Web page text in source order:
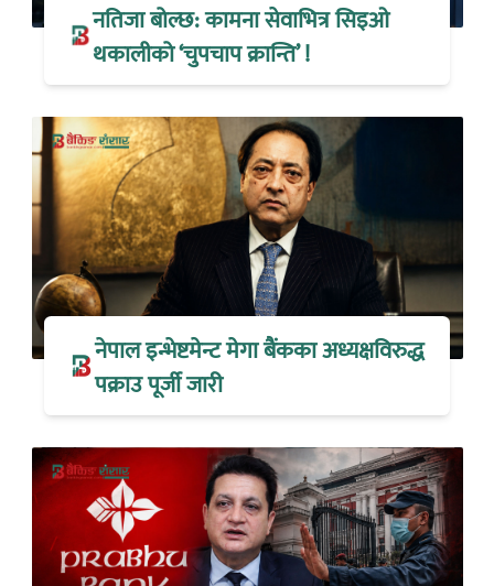
नतिजा बोल्छ: कामना सेवाभित्र सिइओ
थकालीको ‘चुपचाप क्रान्ति’ !
नेपाल इन्भेष्टमेन्ट मेगा बैंकका अध्यक्षविरुद्ध
पक्राउ पूर्जी जारी